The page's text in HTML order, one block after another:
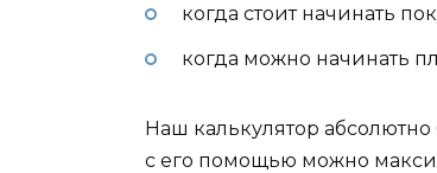
когда стоит начинать
когда можно начинать
Наш калькулятор
с его помощью можно